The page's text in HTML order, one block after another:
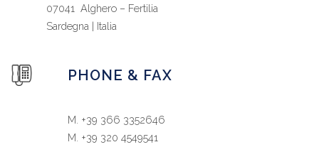
07041 Alghero – Fertilia
Sardegna | Italia
PHONE & FAX
M. +39 366 3352646
M. +39 320 4549541